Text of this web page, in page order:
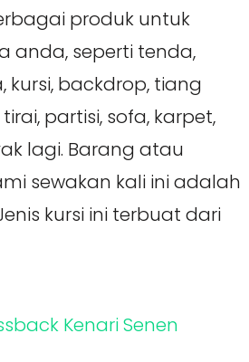
produk untuk
anda, seperti tenda,
kursi, backdrop, tiang
partisi, sofa, karpet,
lagi. Barang atau
sewakan kali ini adalah
kursi ini terbuat dari